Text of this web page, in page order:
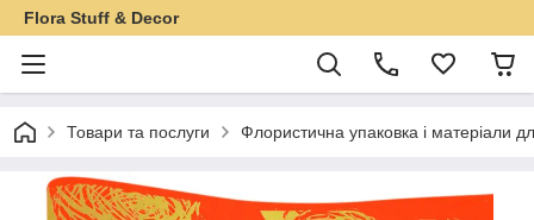
Flora Stuff & Decor
Товари та послуги Флористична упаковка і матеріали